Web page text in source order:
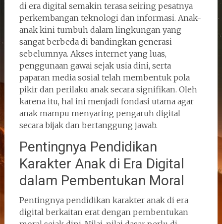
di era digital semakin terasa seiring pesatnya
perkembangan teknologi dan informasi. Anak-
anak kini tumbuh dalam lingkungan yang
sangat berbeda di bandingkan generasi
sebelumnya. Akses internet yang luas,
penggunaan gawai sejak usia dini, serta
paparan media sosial telah membentuk pola
pikir dan perilaku anak secara signifikan. Oleh
karena itu, hal ini menjadi fondasi utama agar
anak mampu menyaring pengaruh digital
secara bijak dan bertanggung jawab.
Pentingnya Pendidikan
Karakter Anak di Era Digital
dalam Pembentukan Moral
Pentingnya pendidikan karakter anak di era
digital berkaitan erat dengan pembentukan